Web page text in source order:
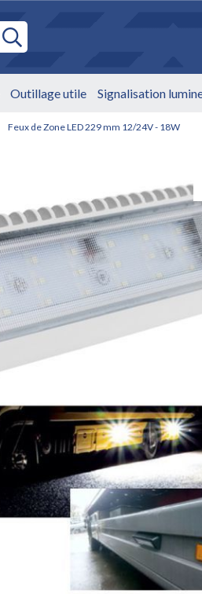
Outillage utile Signalisation
Feux de Zone LED 229 mm 12/24V - 18W